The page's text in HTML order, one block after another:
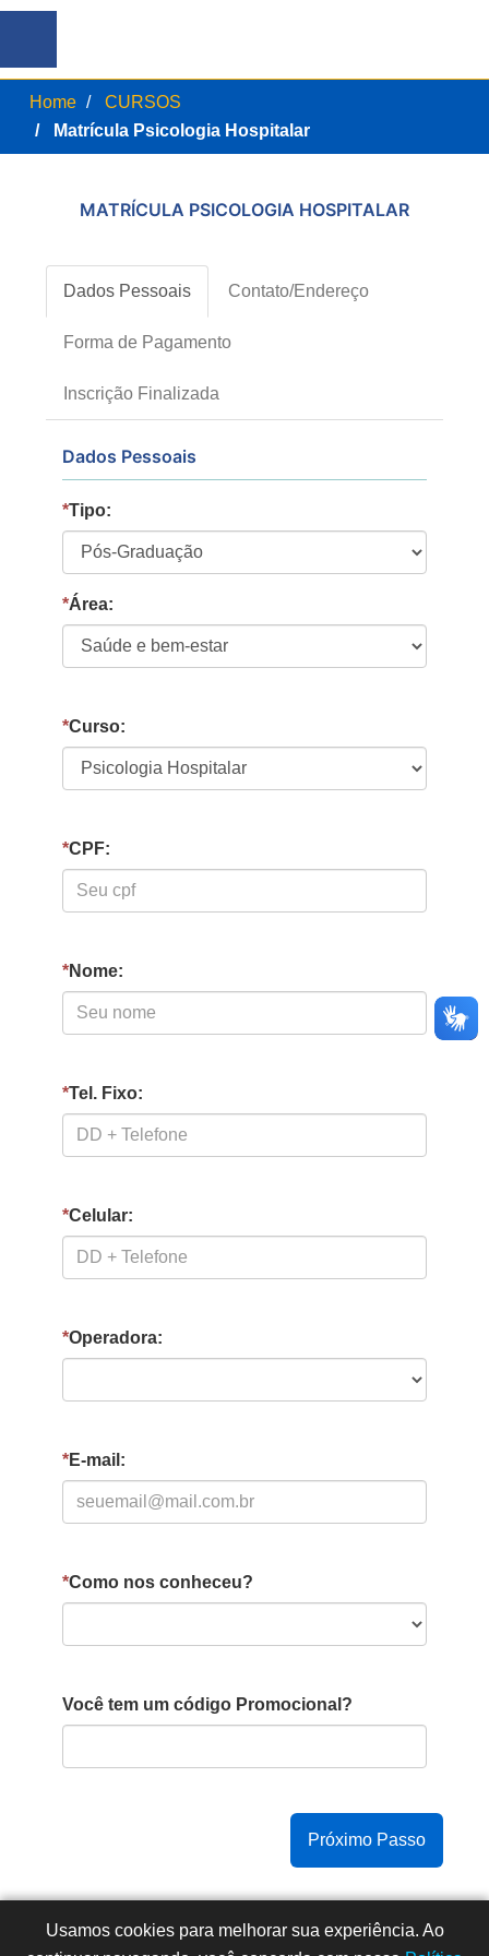
Home
CURSOS
Matrícula Psicologia Hospitalar
MATRÍCULA PSICOLOGIA HOSPITALAR
Dados Pessoais Contato/Endereço
Forma de Pagamento
Inscrição Finalizada
Dados Pessoais
*Tipo:
*Área:
*Curso:
*CPF:
*Nome:
*Tel. Fixo:
*Celular:
*Operadora:
*E-mail:
*Como nos conheceu?
Você tem um código Promocional?
- Faculdade Integrada Instituto Souza (CNPJ:
Usamos cookies para melhorar sua experiência. Ao